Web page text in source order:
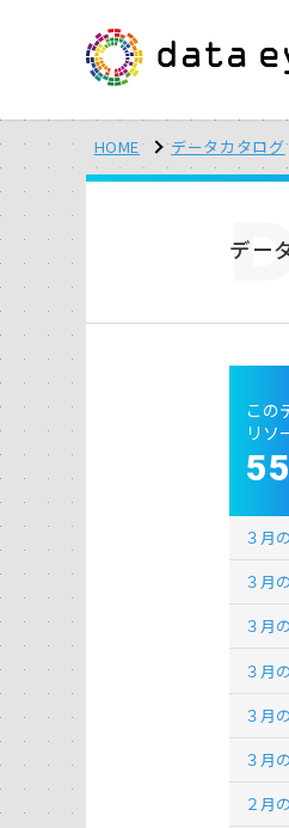
HOME データカタログ
デー
この
リソ
55
３月
３月
３月
３月
３月
３月
２月